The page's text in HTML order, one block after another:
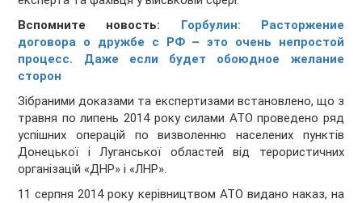
Вспомните новость: Горбулин: Расторжение
договора о дружбе с РФ – это очень непростой
процесс. Даже если будет обоюдное желание
сторон
Зібраними доказами та експертизами встановлено, що з
травня по липень 2014 року силами АТО проведено ряд
успішних операцій по визволенню населених пунктів
Донецької і Луганської областей від терористичних
організацій «ДНР» і «ЛНР».
11 серпня 2014 року керівництвом АТО видано наказ, на